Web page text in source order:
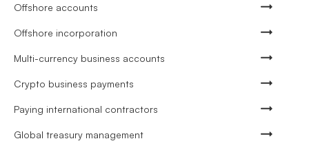
Offshore accounts
Offshore incorporation
Multi-currency business accounts
Crypto business payments
Paying international contractors
Global treasury management